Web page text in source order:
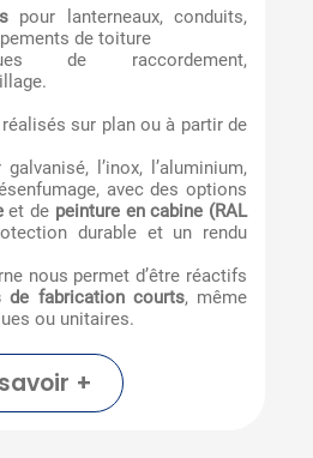
pour lanterneaux, conduits,
de toiture
de raccordement,
sur plan ou à partir de
l’inox, l’aluminium,
avec des options
et de peinture en cabine (RAL
durable et un rendu
nous permet d’être réactifs
de fabrication courts, même
ou unitaires.
+